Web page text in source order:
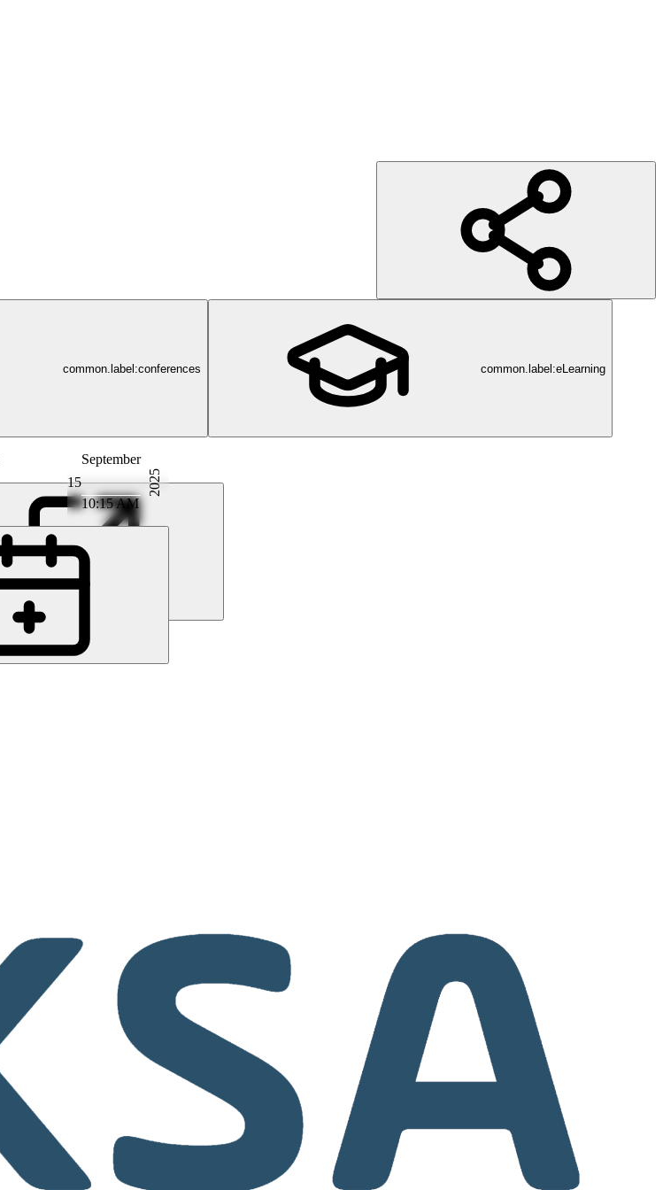
common.label:conferences common.label:eLearning
15
September
10:15 AM
2025